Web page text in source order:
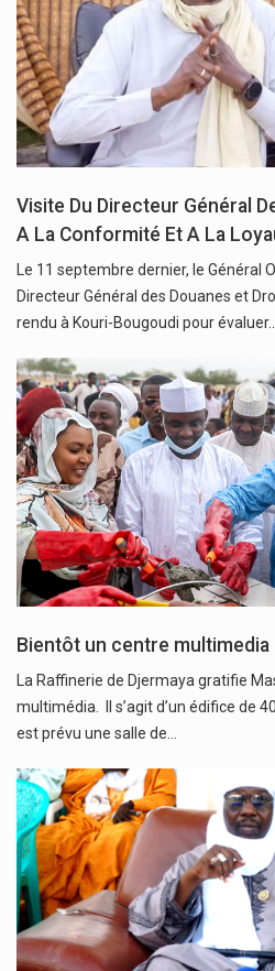
Visite Du Directeur Général
A La Conformité Et A La
Le 11 septembre dernier, le Général
Directeur Général des Douanes et
rendu à Kouri-Bougoudi pour
Bientôt un centre multimedia
La Raffinerie de Djermaya gratifie
multimédia. Il s’agit d’un édifice de
est prévu une salle de…